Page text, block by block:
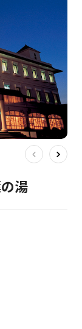
の湯